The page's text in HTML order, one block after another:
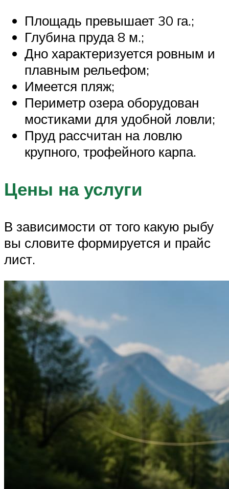
Площадь превышает 30 га.;
Глубина пруда 8 м.;
Дно характеризуется ровным и
плавным рельефом;
Имеется пляж;
Периметр озера оборудован
мостиками для удобной ловли;
Пруд рассчитан на ловлю
крупного, трофейного карпа.
Цены на услуги
В зависимости от того какую рыбу
вы словите формируется и прайс
лист.